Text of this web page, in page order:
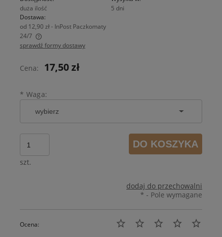
duża ilość
5 dni
Dostawa:
od 12,90 zł- InPost Paczkomaty
24/7
Cena nie zawiera ewentualnych kosztów płatności
sprawdź formy dostawy
Cena: 17,50 zł
* Waga:
szt.
DO KOSZYKA
dodaj do przechowalni
* - Pole wymagane
Ocena: